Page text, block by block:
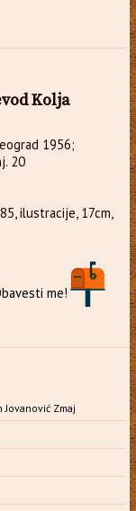
Kolja
1956;
20
ilustracije, 17cm,
me!
Jovanović Zmaj